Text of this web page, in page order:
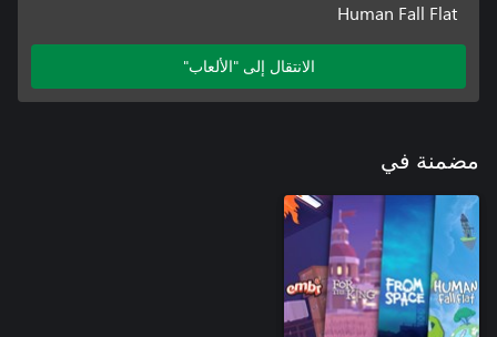
Human Fall Flat
الانتقال إلى "الألعاب"
مضمنة في